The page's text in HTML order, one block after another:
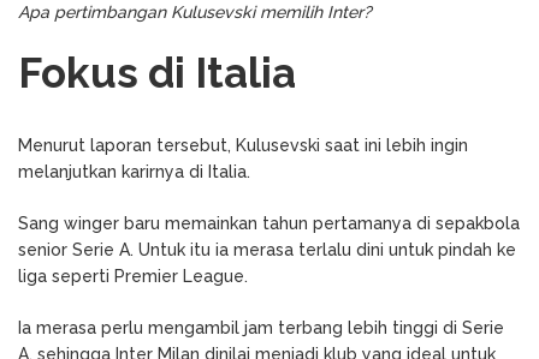
Apa pertimbangan Kulusevski memilih Inter?
Fokus di Italia
Menurut laporan tersebut, Kulusevski saat ini lebih ingin
melanjutkan karirnya di Italia.
Sang winger baru memainkan tahun pertamanya di sepakbola
senior Serie A. Untuk itu ia merasa terlalu dini untuk pindah ke
liga seperti Premier League.
Ia merasa perlu mengambil jam terbang lebih tinggi di Serie
A, sehingga Inter Milan dinilai menjadi klub yang ideal untuk